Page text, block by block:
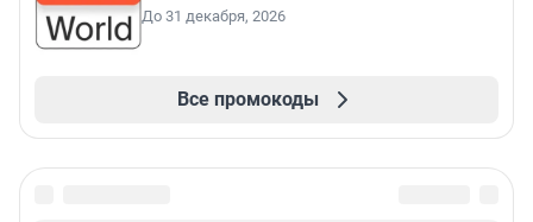
До 31 декабря, 2026
Все промокоды